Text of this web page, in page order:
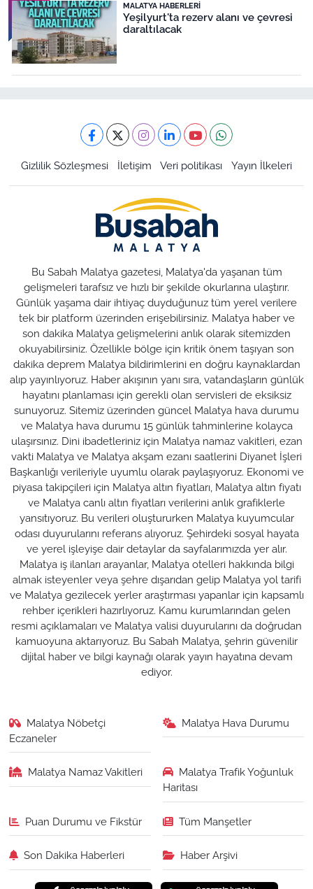
MALATYA HABERLERI
Yeşilyurt'ta rezerv alanı ve çevresi
daraltılacak
Gizlilik Sözleşmesi İletişim Veri politikası Yayın İlkeleri
Bu Sabah Malatya gazetesi, Malatya'da yaşanan tüm
gelişmeleri tarafsız ve hızlı bir şekilde okurlarına ulaştırır.
Günlük yaşama dair ihtiyaç duyduğunuz tüm yerel verilere
tek bir platform üzerinden erişebilirsiniz. Malatya haber ve
son dakika Malatya gelişmelerini anlık olarak sitemizden
okuyabilirsiniz. Özellikle bölge için kritik önem taşıyan son
dakika deprem Malatya bildirimlerini en doğru kaynaklardan
alıp yayınlıyoruz. Haber akışının yanı sıra, vatandaşların günlük
hayatını planlaması için gerekli olan servisleri de eksiksiz
sunuyoruz. Sitemiz üzerinden güncel Malatya hava durumu
ve Malatya hava durumu 15 günlük tahminlerine kolayca
ulaşırsınız. Dini ibadetleriniz için Malatya namaz vakitleri, ezan
vakti Malatya ve Malatya akşam ezanı saatlerini Diyanet İşleri
Başkanlığı verileriyle uyumlu olarak paylaşıyoruz. Ekonomi ve
piyasa takipçileri için Malatya altın fiyatları, Malatya altın fiyatı
ve Malatya canlı altın fiyatları verilerini anlık grafiklerle
yansıtıyoruz. Bu verileri oluştururken Malatya kuyumcular
odası duyurularını referans alıyoruz. Şehirdeki sosyal hayata
ve yerel işleyişe dair detaylar da sayfalarımızda yer alır.
Malatya iş ilanları arayanlar, Malatya otelleri hakkında bilgi
almak isteyenler veya şehre dışarıdan gelip Malatya yol tarifi
ve Malatya gezilecek yerler araştırması yapanlar için kapsamlı
rehber içerikleri hazırlıyoruz. Kamu kurumlarından gelen
resmi açıklamaları ve Malatya valisi duyurularını da doğrudan
kamuoyuna aktarıyoruz. Bu Sabah Malatya, şehrin güvenilir
dijital haber ve bilgi kaynağı olarak yayın hayatına devam
ediyor.
Malatya Nöbetçi
Eczaneler
Malatya Hava Durumu
Malatya Namaz Vakitleri
Malatya Trafik Yoğunluk
Haritası
Puan Durumu ve Fikstür Tüm Manşetler
Son Dakika Haberleri Haber Arşivi